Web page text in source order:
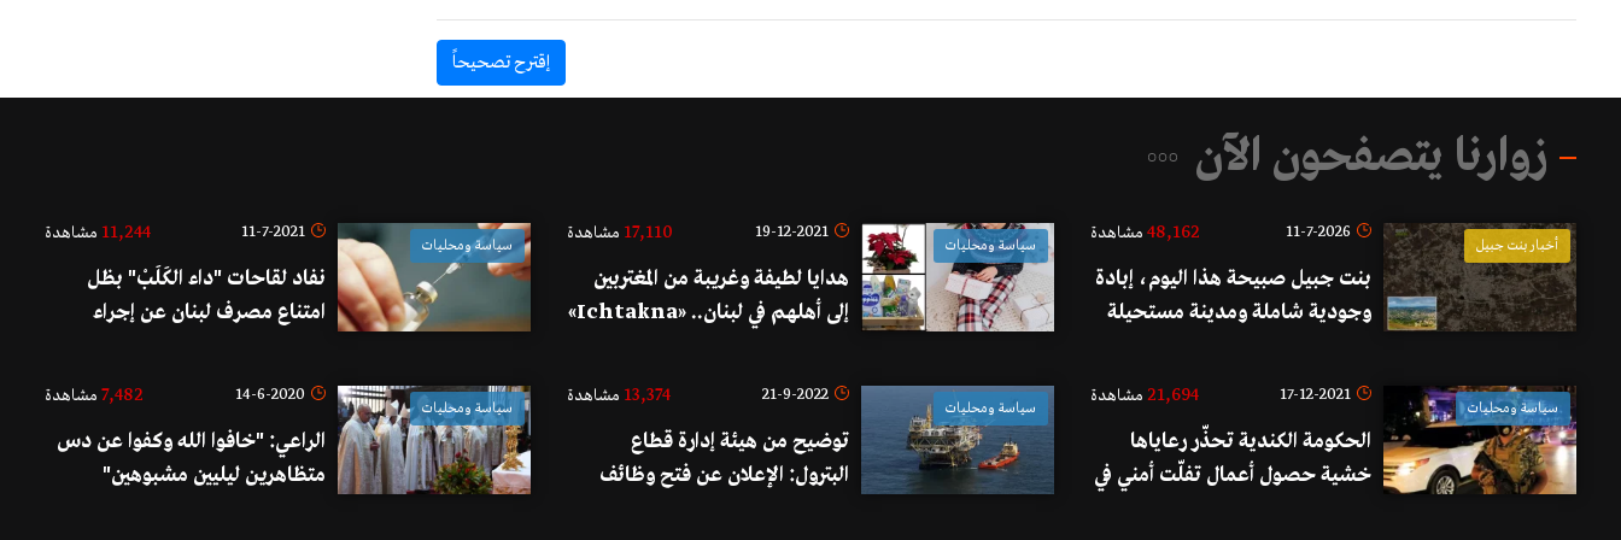
إقترح تصحيحاً
زوارنا يتصفحون الآن
أخبار بنت جبيل
11-7-2026
48,162 مشاهدة
بنت جبيل صبيحة هذا اليوم، إبادة
وجودية شاملة ومدينة مستحيلة
سياسة ومحليات
19-12-2021
17,110 مشاهدة
هدايا لطيفة وغريبة من المغتربين
إلى أهلهم في لبنان.. «Ichtakna»
المفاجآت ونسبة يعود ريعها لمركز
سياسة ومحليات
11-7-2021
11,244 مشاهدة
نفاد لقاحات "داء الكَلَبْ" بظل
امتناع مصرف لبنان عن إجراء
سياسة ومحليات
17-12-2021
21,694 مشاهدة
الحكومة الكندية تحذّر رعاياها
خشية حصول أعمال تفلّت أمني في
سياسة ومحليات
21-9-2022
13,374 مشاهدة
توضيح من هيئة إدارة قطاع
البترول: الإعلان عن فتح وظائف
سياسة ومحليات
14-6-2020
7,482مشاهدة
الراعي: "خافوا الله وكفوا عن دس
متظاهرين ليليين مشبوهين"